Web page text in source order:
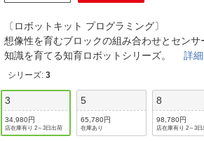
ご利用規約
〔ロボットキット プログラミング〕
想像性を育むブロックの組み合わせとセン
知識を育てる知育ロボットシリーズ。詳細
シリーズ:3
3
34,980円
店在庫有り 2～3日出荷
5
65,780円
在庫あり
8
98,780円
店在庫有り 2～3日